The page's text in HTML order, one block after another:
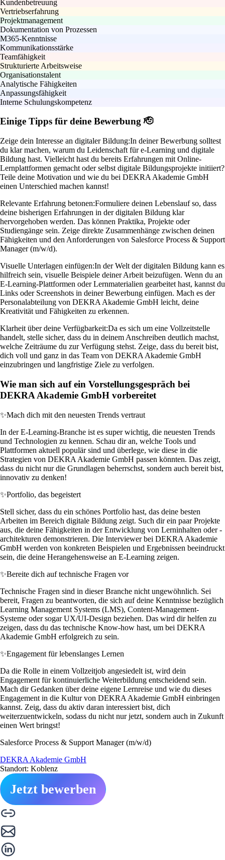
Kundenbetreuung
Vertriebserfahrung
Projektmanagement
Dokumentation von Prozessen
M365-Kenntnisse
Kommunikationsstärke
Teamfähigkeit
Strukturierte Arbeitsweise
Organisationstalent
Analytische Fähigkeiten
Anpassungsfähigkeit
Interne Schulungskompetenz
Einige Tipps für deine Bewerbung 🫡
Zeige dein Interesse an digitaler Bildung:In deiner Bewerbung solltest
du klar machen, warum du Leidenschaft für e-Learning und digitale
Bildung hast. Vielleicht hast du bereits Erfahrungen mit Online-
Lernplattformen gemacht oder selbst digitale Bildungsprojekte initiiert?
Teile deine Motivation und wie du bei DEKRA Akademie GmbH
einen Unterschied machen kannst!
Relevante Erfahrung betonen:Formuliere deinen Lebenslauf so, dass
deine bisherigen Erfahrungen in der digitalen Bildung klar
hervorgehoben werden. Das können Praktika, Projekte oder
Studiengänge sein. Zeige direkte Zusammenhänge zwischen deinen
Fähigkeiten und den Anforderungen von Salesforce Process & Support
Manager (m/w/d).
Visuelle Unterlagen einfügen:In der Welt der digitalen Bildung kann es
hilfreich sein, visuelle Beispiele deiner Arbeit beizufügen. Wenn du an
E-Learning-Plattformen oder Lernmaterialien gearbeitet hast, kannst du
Links oder Screenshots in deiner Bewerbung einfügen. Mach es der
Personalabteilung von DEKRA Akademie GmbH leicht, deine
Kreativität und Fähigkeiten zu erkennen.
Klarheit über deine Verfügbarkeit:Da es sich um eine Vollzeitstelle
handelt, stelle sicher, dass du in deinem Anschreiben deutlich machst,
welche Zeiträume du zur Verfügung stehst. Zeige, dass du bereit bist,
dich voll und ganz in das Team von DEKRA Akademie GmbH
einzubringen und langfristige Ziele zu verfolgen.
Wie man sich auf ein Vorstellungsgespräch bei
DEKRA Akademie GmbH vorbereitet
✨Mach dich mit den neuesten Trends vertraut
In der E-Learning-Branche ist es super wichtig, die neuesten Trends
und Technologien zu kennen. Schau dir an, welche Tools und
Plattformen aktuell populär sind und überlege, wie diese in die
Strategien von DEKRA Akademie GmbH passen könnten. Das zeigt,
dass du nicht nur die Grundlagen beherrschst, sondern auch bereit bist,
innovativ zu denken!
✨Portfolio, das begeistert
Stell sicher, dass du ein schönes Portfolio hast, das deine besten
Arbeiten im Bereich digitale Bildung zeigt. Such dir ein paar Projekte
aus, die deine Fähigkeiten in der Entwicklung von Lerninhalten oder -
architekturen demonstrieren. Die Interviewer bei DEKRA Akademie
GmbH werden von konkreten Beispielen und Ergebnissen beeindruckt
sein, die deine Herangehensweise an E-Learning zeigen.
✨Bereite dich auf technische Fragen vor
Technische Fragen sind in dieser Branche nicht ungewöhnlich. Sei
bereit, Fragen zu beantworten, die sich auf deine Kenntnisse bezüglich
Learning Management Systems (LMS), Content-Management-
Systeme oder sogar UX/UI-Design beziehen. Das wird dir helfen zu
zeigen, dass du das technische Know-how hast, um bei DEKRA
Akademie GmbH erfolgreich zu sein.
✨Engagement für lebenslanges Lernen
Da die Rolle in einem Vollzeitjob angesiedelt ist, wird dein
Engagement für kontinuierliche Weiterbildung entscheidend sein.
Mach dir Gedanken über deine eigene Lernreise und wie du dieses
Engagement in die Kultur von DEKRA Akademie GmbH einbringen
kannst. Zeig, dass du aktiv daran interessiert bist, dich
weiterzuentwickeln, sodass du nicht nur jetzt, sondern auch in Zukunft
einen Wert bringst!
Salesforce Process & Support Manager (m/w/d)
DEKRA Akademie GmbH
Standort: Koblenz
Jetzt bewerben